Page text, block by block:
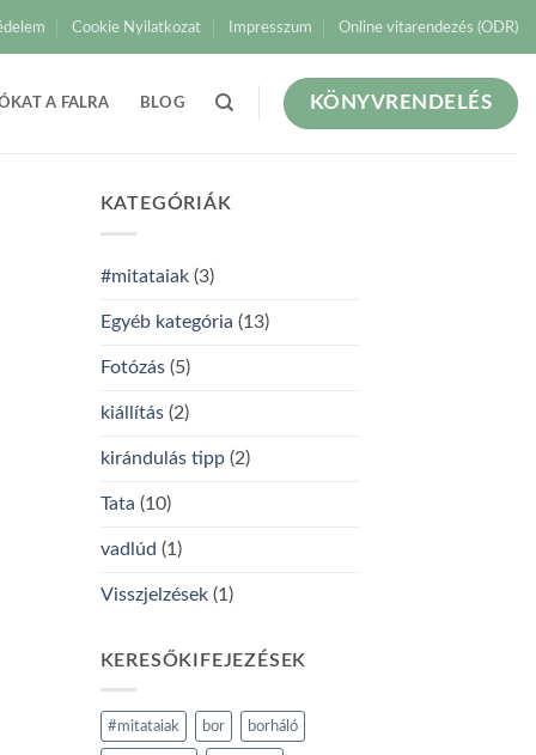
Cookie Nyilatkozat Impresszum Online vitarendezés (ODR)
A FALRA BLOG KÖNYVRENDELÉS
KATEGÓRIÁK
#mitataiak(3)
Egyéb kategória (13)
Fotózás(5)
kiállítás(2)
kirándulás tipp(2)
Tata (10)
vadlúd (1)
Visszjelzések(1)
KERESŐKIFEJEZÉSEK
#mitataiak bor borháló